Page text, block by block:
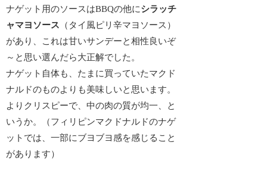
ナゲット用のソースはBBQの他にシラッチ
ャマヨソース （タイ風ピリ辛マヨソース）
があり、これは甘いサンデーと相性良いぞ
～と思い選んだら大正解でした。
ナゲット自体も、たまに買っていたマクド
ナルドのものよりも美味しいと思います。
よりクリスピーで、中の肉の質が均一、と
いうか。（フィリピンマクドナルドのナゲ
ットでは、一部にブヨブヨ感を感じること
があります）